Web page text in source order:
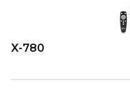
X-780